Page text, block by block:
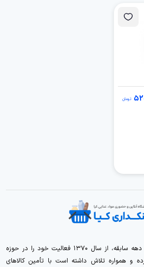
تومان
بنکداری کیا با بیش از سه دهه سابقه، از سال ۱۳۷۰ فعالیت خود را در حوزه
و همواره تلاش داشته است با تأمین کالاهای